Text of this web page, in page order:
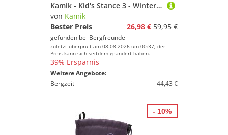
Kamik - Kid's Stance 3 - Winterschuhe Gr 25 schwarz/lila
von Kamik
Bester Preis
26,98 € 59,95 €
gefunden bei Bergfreunde
zuletzt überprüft am 08.08.2026 um 00:37; der
Preis kann sich seitdem geändert haben.
39% Ersparnis
Weitere Angebote:
Bergzeit
44,43 €
- 10%